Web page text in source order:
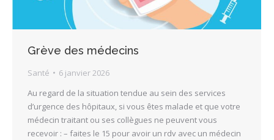
Grève des médecins
Santé
6 janvier 2026
Au regard de la situation tendue au sein des services
d’urgence des hôpitaux, si vous êtes malade et que votre
médecin traitant ou ses collègues ne peuvent vous
recevoir : – faites le 15 pour avoir un rdv avec un médecin